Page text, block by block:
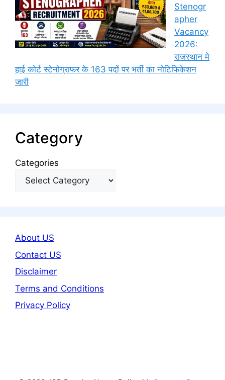
Stenogr
apher
Vacancy
2026:
राजस्थान मे
हाई कोर्ट स्टेनोग्राफर के 163 पदों पर भर्ती का नोटिफिकेशन
जारी
Category
Categories
About US
Contact US
Disclaimer
Terms and Conditions
Privacy Policy